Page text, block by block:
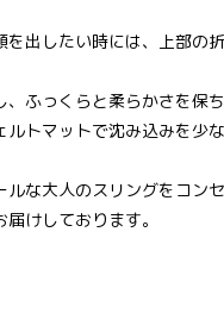
出したい時には、上部の
ふっくらと柔らかさを保ち
トマットで沈み込みを少
ルな大人のスリングをコン
けしております。